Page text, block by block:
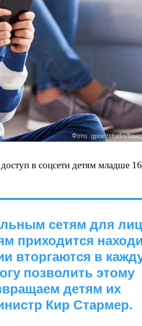
Фото: gpointstudio/
в соцсети детям младше 16
сетям для лиц
приходится
вторгаются в
позволить этому
детям их
Кир Стармер.